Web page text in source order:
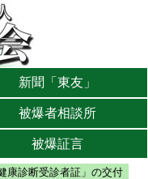
新聞「東友」
被爆者相談所
被爆証言
健康診断受診者証」の交付